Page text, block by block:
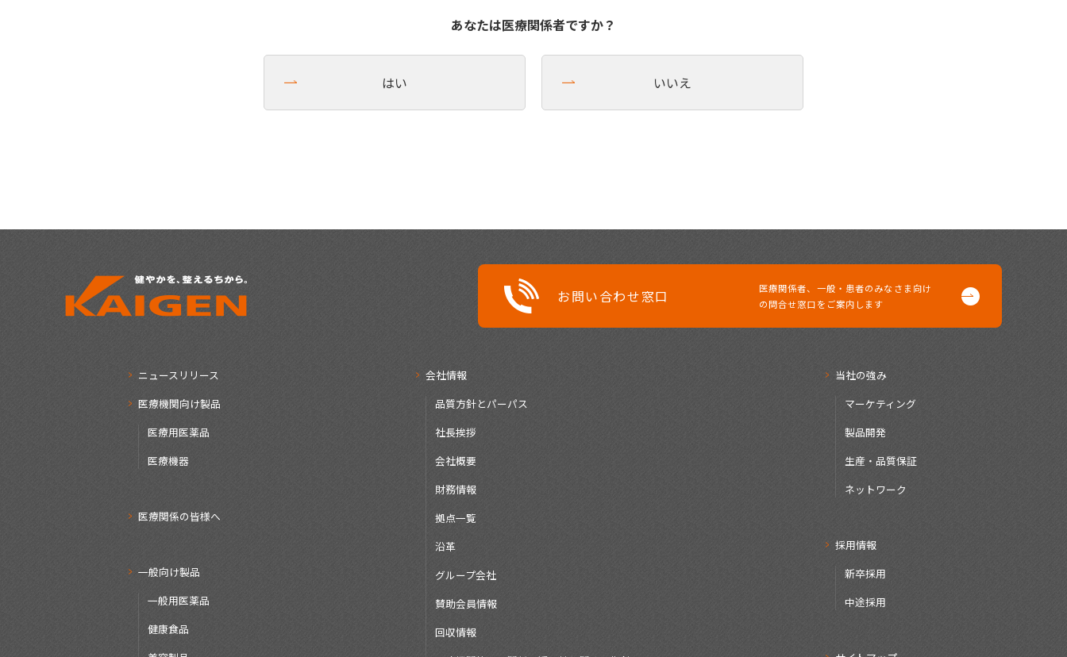
あなたは医療関係者ですか？
はい いいえ
お問い合わせ窓口 医療関係者、一般・患者のみなさま向け
の問合せ窓口を ご案内します
ニュースリリース
医療機関向け製品
医療用医薬品
医療機器
医療関係の皆様へ
一般向け製品
一般用医薬品
健康食品
会社情報
品質方針とパーパス
社長挨拶
会社概要
財務情報
拠点一覧
沿革
グループ会社
賛助会員情報
回収情報
当社の強み
マーケティング
製品開発
生産・品質保証
ネットワーク
採用情報
新卒採用
中途採用